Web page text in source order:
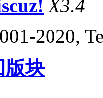
X3.4
2020,
版块